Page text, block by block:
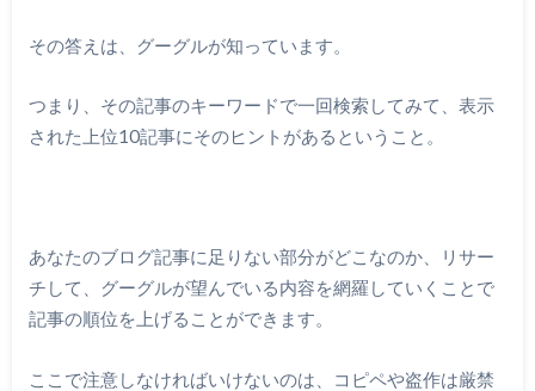
その答えは、グーグルが知っています。
つまり、その記事のキーワードで一回検索してみて、表示
された上位10記事にそのヒントがあるということ。
あなたのブログ記事に足りない部分がどこなのか、リサー
チして、グーグルが望んでいる内容を網羅していくことで
記事の順位を上げることができます。
ここで注意しなければいけないのは、コピペや盗作は厳禁